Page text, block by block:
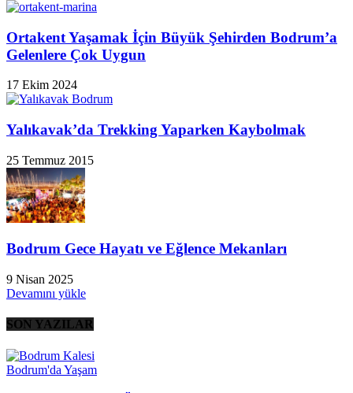
Ortakent Yaşamak İçin Büyük Şehirden Bodrum’a
Gelenlere Çok Uygun
17 Ekim 2024
Yalıkavak’da Trekking Yaparken Kaybolmak
25 Temmuz 2015
Bodrum Gece Hayatı ve Eğlence Mekanları
9 Nisan 2025
Devamını yükle
SON YAZILAR
Bodrum'da Yaşam